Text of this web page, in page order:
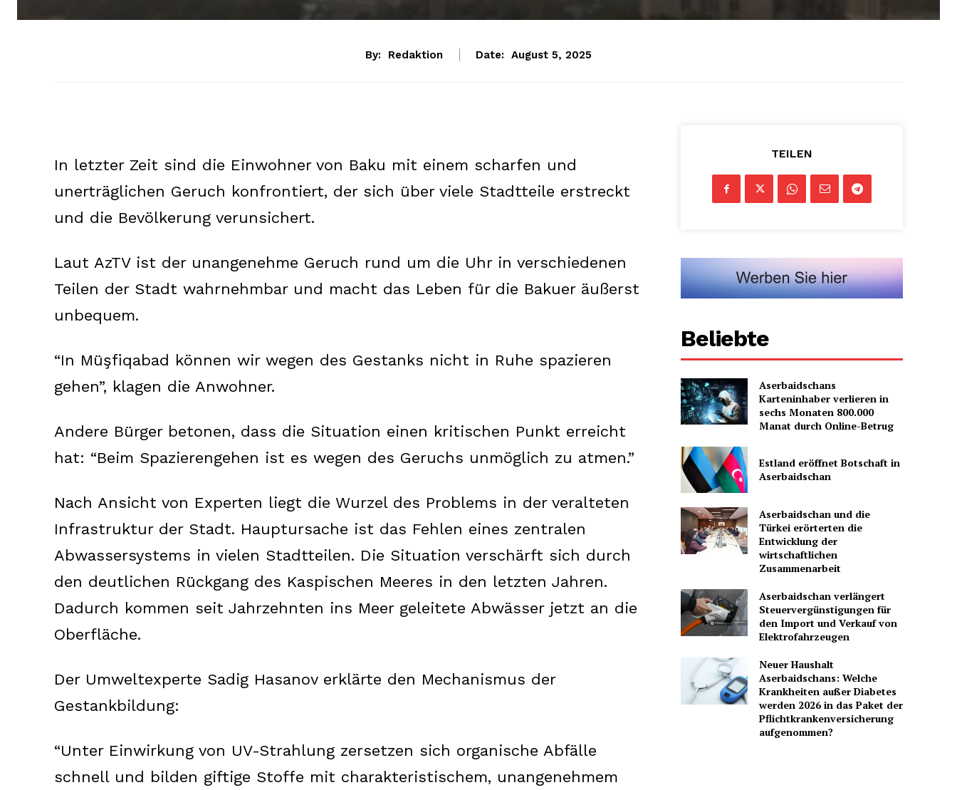
By: Redaktion Date: August 5, 2025
In letzter Zeit sind die Einwohner von Baku mit einem scharfen und
unerträglichen Geruch konfrontiert, der sich über viele Stadtteile erstreckt
und die Bevölkerung verunsichert.
Laut AzTV ist der unangenehme Geruch rund um die Uhr in verschiedenen
Teilen der Stadt wahrnehmbar und macht das Leben für die Bakuer äußerst
unbequem.
“In Müşfiqabad können wir wegen des Gestanks nicht in Ruhe spazieren
gehen”, klagen die Anwohner.
Andere Bürger betonen, dass die Situation einen kritischen Punkt erreicht
hat: “Beim Spazierengehen ist es wegen des Geruchs unmöglich zu atmen.”
Nach Ansicht von Experten liegt die Wurzel des Problems in der veralteten
Infrastruktur der Stadt. Hauptursache ist das Fehlen eines zentralen
Abwassersystems in vielen Stadtteilen. Die Situation verschärft sich durch
den deutlichen Rückgang des Kaspischen Meeres in den letzten Jahren.
Dadurch kommen seit Jahrzehnten ins Meer geleitete Abwässer jetzt an die
Oberfläche.
Der Umweltexperte Sadig Hasanov erklärte den Mechanismus der
Gestankbildung:
“Unter Einwirkung von UV-Strahlung zersetzen sich organische Abfälle
schnell und bilden giftige Stoffe mit charakteristischem, unangenehmem
TEILEN
Beliebte
Aserbaidschans
Karteninhaber verlieren in
sechs Monaten 800.000
Manat durch Online-Betrug
Estland eröffnet Botschaft in
Aserbaidschan
Aserbaidschan und die
Türkei erörterten die
Entwicklung der
wirtschaftlichen
Zusammenarbeit
Aserbaidschan verlängert
Steuervergünstigungen für
den Import und Verkauf von
Elektrofahrzeugen
Neuer Haushalt
Aserbaidschans: Welche
Krankheiten außer Diabetes
werden 2026 in das Paket der
Pflichtkrankenversicherung
aufgenommen?